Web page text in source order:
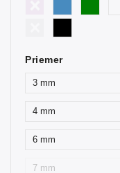
Priemer
3 mm
4 mm
6 mm
7 mm